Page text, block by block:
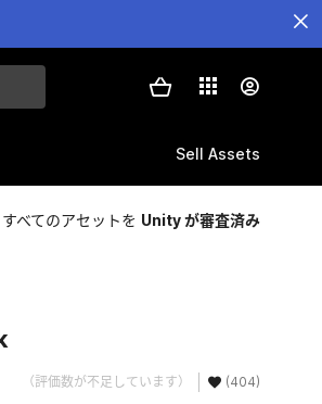
Sell Assets
すべてのアセットを Unity が審査済み
（評価数が不足しています） (404)